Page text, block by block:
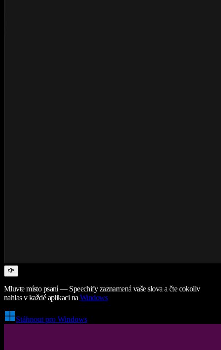
Mluvte místo psaní — Speechify zaznamená vaše slova a čte cokoliv
nahlas v každé aplikaci na Windows
Stáhnout pro Windows